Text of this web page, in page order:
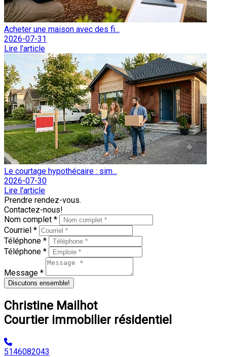
Acheter une maison avec des fi...
2026-07-31
Lire l'article
Le courtage hypothécaire : sim...
2026-07-30
Lire l'article
Prendre rendez-vous.
Contactez-nous!
Nom complet *
Courriel *
Téléphone *
Téléphone *
Message *
Discutons ensemble!
Christine Mailhot
Courtier immobilier résidentiel
5146082043